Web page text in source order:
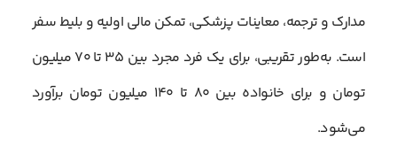
مدارک و ترجمه، معاینات پزشکی، تمکن مالی اولیه و بلیط سفر
است. به‌طور تقریبی، برای یک فرد مجرد بین ۳۵ تا ۷۰ میلیون
تومان و برای خانواده بین ۸۰ تا ۱۴۰ میلیون تومان برآورد
می‌شود.